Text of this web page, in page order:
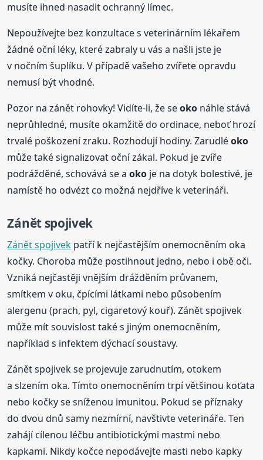
musíte ihned nasadit ochranný límec.
Nepoužívejte bez konzultace s veterinárním lékařem
žádné oční léky, které zabraly u vás a našli jste je
v nočním šuplíku. V případě vašeho zvířete opravdu
nemusí být vhodné.
Pozor na zánět rohovky! Vidíte-li, že seoko náhle stává
neprůhledné, musíte okamžitě do ordinace, neboť hrozí
trvalé poškození zraku. Rozhodují hodiny. Zarudléoko
může také signalizovat oční zákal. Pokud je zvíře
podrážděné, schovává se aoko je na dotyk bolestivé, je
namístě ho odvézt co možná nejdříve k veterináři.
Zánět spojivek
Zánět spojivek patří k nejčastějším onemocněním oka
kočky. Choroba může postihnout jedno, nebo i obě oči.
Vzniká nejčastěji vnějším drážděním průvanem,
smítkem v oku, čpícími látkami nebo působením
alergenu (prach, pyl, cigaretový kouř). Zánět spojivek
může mít souvislost také s jiným onemocněním,
například s infektem dýchací soustavy.
Zánět spojivek se projevuje zarudnutím, otokem
a slzením oka. Tímto onemocněním trpí většinou koťata
nebo kočky se sníženou imunitou. Pokud se příznaky
do dvou dnů samy nezmírní, navštivte veterináře. Ten
zahájí cílenou léčbu antibiotickými mastmi nebo
kapkami. Nikdy kočce nepodávejte masti nebo kapky